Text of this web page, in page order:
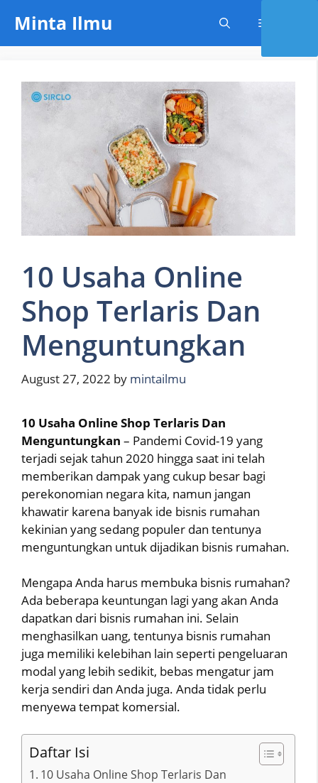
content
Minta Ilmu
10 Usaha Online
Shop Terlaris Dan
Menguntungkan
August 27, 2022 by mintailmu
10 Usaha Online Shop Terlaris Dan
Menguntungkan – Pandemi Covid-19 yang
terjadi sejak tahun 2020 hingga saat ini telah
memberikan dampak yang cukup besar bagi
perekonomian negara kita, namun jangan
khawatir karena banyak ide bisnis rumahan
kekinian yang sedang populer dan tentunya
menguntungkan untuk dijadikan bisnis rumahan.
Mengapa Anda harus membuka bisnis rumahan?
Ada beberapa keuntungan lagi yang akan Anda
dapatkan dari bisnis rumahan ini. Selain
menghasilkan uang, tentunya bisnis rumahan
juga memiliki kelebihan lain seperti pengeluaran
modal yang lebih sedikit, bebas mengatur jam
kerja sendiri dan Anda juga. Anda tidak perlu
menyewa tempat komersial.
Daftar Isi
10 Usaha Online Shop Terlaris Dan